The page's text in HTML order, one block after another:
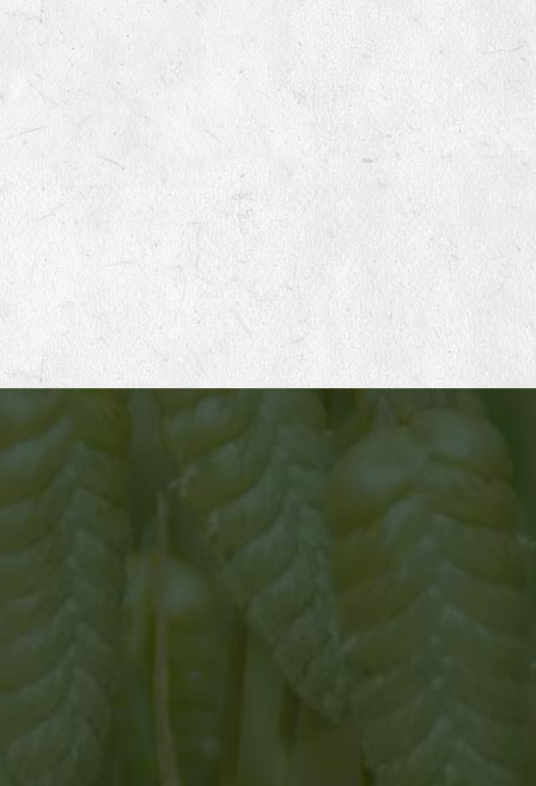
ATELIER 1
Mise en place des productions de semences
Germinance travaille avec un réseau d’une cinquantaine
de productrices et producteurs français en agriculture
biologique, sur des petites fermes à taille humaine. Chaque
hiver nous établissons en concertation avec eux le
planning de nos productions pour les 2 années à venir.
Nous adaptons notre demande selon leurs souhaits et
leurs possibilités. Nous privilégions une relation d’égale à
égale, basée sur le respect, les échanges et l’entraide.
leur travail afin de pérenniser leur ferme et d’améliorer leur